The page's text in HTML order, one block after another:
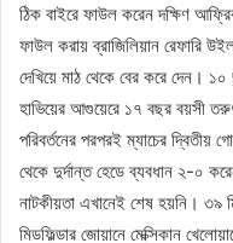
ঠিক বাইরে ফাউল করেন দক্ষিণ
ফাউল করায় ব্রাজিলিয়ান রেফারি
দেখিয়ে মাঠ থেকে বের করে দেন।
হাভিয়ের আগুয়েরে ১৭ বছর বয়সী তরুণ
পরিবর্তনের পরপরই ম্যাচের দ্বিতীয়
থেকে দুর্দান্ত হেডে ব্যবধান ২-০
নাটকীয়তা এখানেই শেষ হয়নি। ৩৯
মিডফিল্ডার জোয়ানে মেক্সিকান